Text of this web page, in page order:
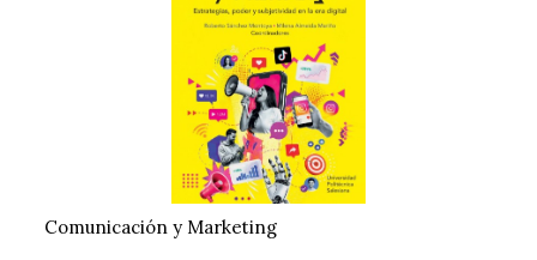
Comunicación y Marketing